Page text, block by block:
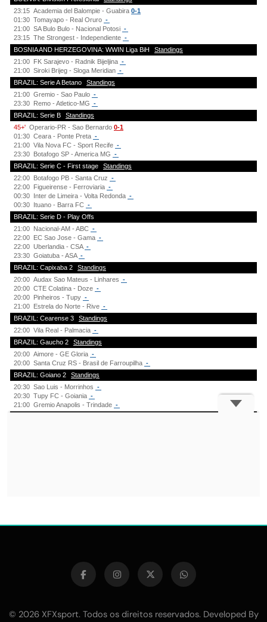
© 2026 XFXsport. Todos os direitos reservados. Developed By